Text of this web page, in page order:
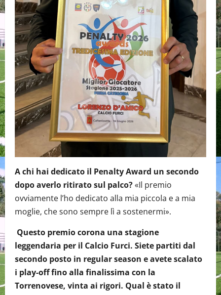
A chi hai dedicato il Penalty Award un secondo
dopo averlo ritirato sul palco?«Il premio
ovviamente l’ho dedicato alla mia piccola e a mia
moglie, che sono sempre lì a sostenermi».
Questo premio corona una stagione
leggendaria per il Calcio Furci. Siete partiti dal
secondo posto in regular season e avete scalato
i play-off fino alla finalissima con la
Torrenovese, vinta ai rigori. Qual è stato il